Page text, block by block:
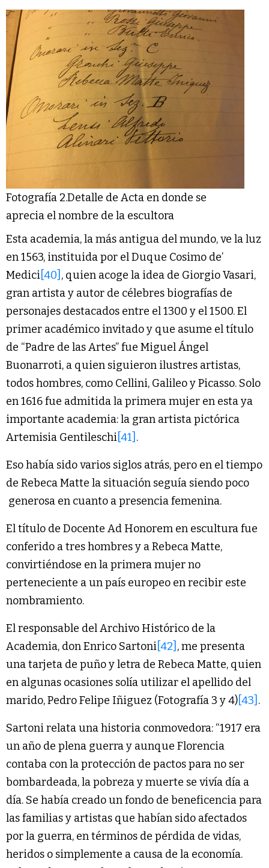
Fotografía 2.Detalle de Acta en donde se
aprecia el nombre de la escultora
Esta academia, la más antigua del mundo, ve la luz
en 1563, instituida por el Duque Cosimo de’
Medici [40] , quien acoge la idea de Giorgio Vasari,
gran artista y autor de célebres biografías de
personajes destacados entre el 1300 y el 1500. El
primer académico invitado y que asume el título
de “Padre de las Artes” fue Miguel Ángel
Buonarroti, a quien siguieron ilustres artistas,
todos hombres, como Cellini, Galileo y Picasso. Solo
en 1616 fue admitida la primera mujer en esta ya
importante academia: la gran artista pictórica
Artemisia Gentileschi [41] .
Eso había sido varios siglos atrás, pero en el tiempo
de Rebeca Matte la situación seguía siendo poco
generosa en cuanto a presencia femenina.
El título de Docente Ad Honorem en escultura fue
conferido a tres hombres y a Rebeca Matte,
convirtiéndose en la primera mujer no
perteneciente a un país europeo en recibir este
nombramiento.
El responsable del Archivo Histórico de la
Academia, don Enrico Sartoni [42] , me presenta
una tarjeta de puño y letra de Rebeca Matte, quien
en algunas ocasiones solía utilizar el apellido del
marido, Pedro Felipe Iñiguez (Fotografía 3 y 4) [43] .
Sartoni relata una historia conmovedora: “1917 era
un año de plena guerra y aunque Florencia
contaba con la protección de pactos para no ser
bombardeada, la pobreza y muerte se vivía día a
día. Se había creado un fondo de beneficencia para
las familias y artistas que habían sido afectados
por la guerra, en términos de pérdida de vidas,
heridos o simplemente a causa de la economía.